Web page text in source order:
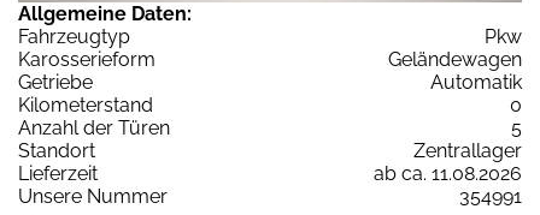
Allgemeine Daten:
Fahrzeugtyp
Pkw
Karosserieform
Geländewagen
Getriebe
Automatik
Kilometerstand
0
Anzahl der Türen
5
Standort
Zentrallager
Lieferzeit
ab ca. 11.08.2026
Unsere Nummer
354991